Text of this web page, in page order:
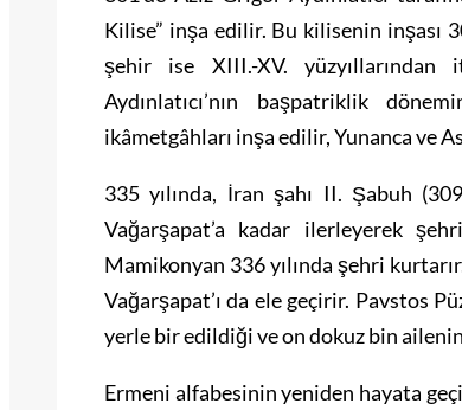
Kilise” inşa edilir. Bu kilisenin inşası
şehir ise XIII.-XV. yüzyıllarından
Aydınlatıcı’nın başpatriklik
ikâmetgâhları inşa edilir, Yunanca ve
335 yılında, İran şahı II. Şabuh
Vağarşapat’a kadar ilerleyerek
Mamikonyan 336 yılında şehri
Vağarşapat’ı da ele geçirir. Pavstos
yerle bir edildiği ve on dokuz bin
Ermeni alfabesinin yeniden hayata